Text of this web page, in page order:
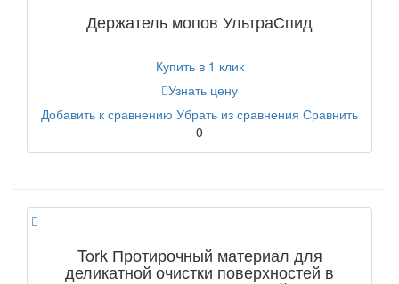
Держатель мопов УльтраСпид
Купить в 1 клик
Узнать цену
Добавить к сравнению Убрать из сравнения Сравнить
0
Tork Протирочный материал для
деликатной очистки поверхностей в